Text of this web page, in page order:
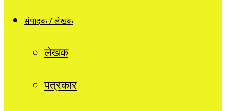
संपादक / लेखक
लेखक
पत्रकार